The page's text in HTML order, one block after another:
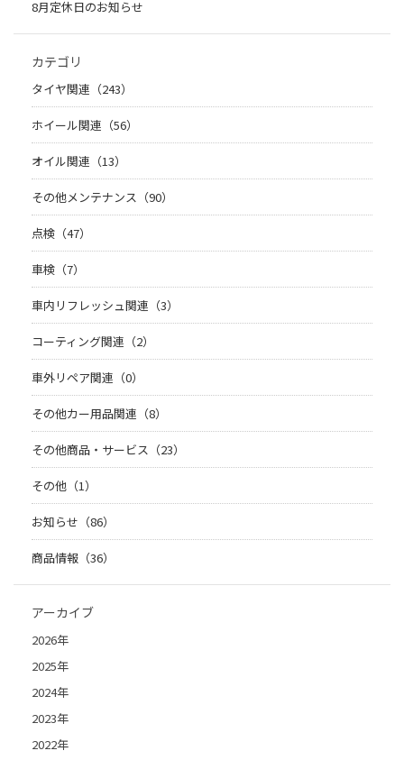
8月定休日のお知らせ
カテゴリ
タイヤ関連（243）
ホイール関連（56）
オイル関連（13）
その他メンテナンス（90）
点検（47）
車検（7）
車内リフレッシュ関連（3）
コーティング関連（2）
車外リペア関連（0）
その他カー用品関連（8）
その他商品・サービス（23）
その他（1）
お知らせ（86）
商品情報（36）
アーカイブ
2026年
2025年
2024年
2023年
2022年